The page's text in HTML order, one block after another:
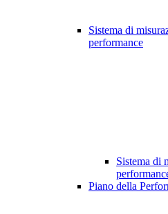
Sistema di
performance
Sistema di
Piano della